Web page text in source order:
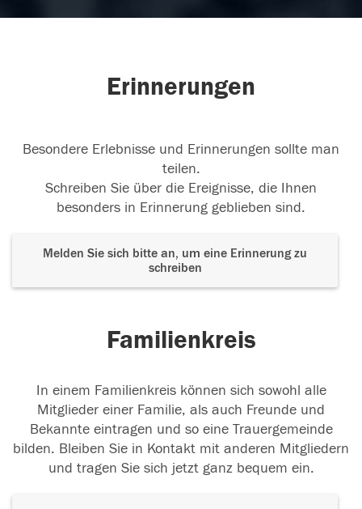
Erinnerungen
Besondere Erlebnisse und Erinnerungen sollte man
teilen.
Schreiben Sie über die Ereignisse, die Ihnen
besonders in Erinnerung geblieben sind.
Melden Sie sich bitte an, um eine Erinnerung zu
schreiben
Familienkreis
In einem Familienkreis können sich sowohl alle
Mitglieder einer Familie, als auch Freunde und
Bekannte eintragen und so eine Trauergemeinde
bilden. Bleiben Sie in Kontakt mit anderen Mitgliedern
und tragen Sie sich jetzt ganz bequem ein.